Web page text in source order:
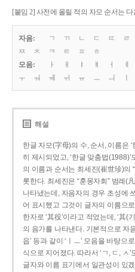
[붙임 2] 사전에 올릴 적의 자모 순서는
자음: ㄱ ㄲ ㄴ ㄷ ㄸ ㄹ
ㅉ
ㅊ ㅋ ㅌ ㅍ
ㅎ
모음:
ㅏ ㅐ ㅑ ㅒ ㅓ ㅔ
ㅜ
ㅝ ㅞ ㅟ ㅠ ㅡ ㅢ
해설
한글 자모(字母)의 수, 순서, 이름은
히 제시되었고, ‘한글 맞춤법
의 이름과 순서는 최세진(崔世珍)의
롯한다. 최세진은 “훈몽자회” 범례(
나타냈는데, 자음자의 경우 초성에
어 표시했고 그것이 글자의 이름으
한자로 ‘其役’이라고 적었는데, ‘其(
의 음가를 나타낸다. 기본적으로 자
읍’ 등과 같이 ‘ㅣㅡ’ 모음을 바탕으
식으로 지어졌다. 따라서 ‘ㄱ, ㄷ, ㅅ’
글자와 이름 표기에서 일관성이 있